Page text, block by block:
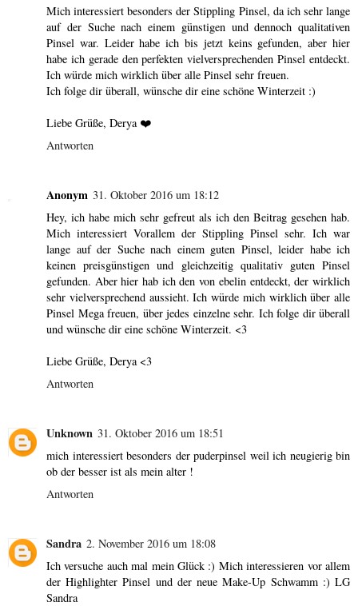
Mich interessiert besonders der Stippling Pinsel, da ich sehr lange
auf der Suche nach einem günstigen und dennoch qualitativen
Pinsel war. Leider habe ich bis jetzt keins gefunden, aber hier
habe ich gerade den perfekten vielversprechenden Pinsel entdeckt.
Ich würde mich wirklich über alle Pinsel sehr freuen.
Ich folge dir überall, wünsche dir eine schöne Winterzeit :)
Liebe Grüße, Derya ❤️
Antworten
Anonym 31. Oktober 2016 um 18:12
Hey, ich habe mich sehr gefreut als ich den Beitrag gesehen hab.
Mich interessiert Vorallem der Stippling Pinsel sehr. Ich war
lange auf der Suche nach einem guten Pinsel, leider habe ich
keinen preisgünstigen und gleichzeitig qualitativ guten Pinsel
gefunden. Aber hier hab ich den von ebelin entdeckt, der wirklich
sehr vielversprechend aussieht. Ich würde mich wirklich über alle
Pinsel Mega freuen, über jedes einzelne sehr. Ich folge dir überall
und wünsche dir eine schöne Winterzeit. <3
Liebe Grüße, Derya <3
Antworten
Unknown 31. Oktober 2016 um 18:51
mich interessiert besonders der puderpinsel weil ich neugierig bin
ob der besser ist als mein alter !
Antworten
Sandra 2. November 2016 um 18:08
Ich versuche auch mal mein Glück :) Mich interessieren vor allem
der Highlighter Pinsel und der neue Make-Up Schwamm :) LG
Sandra